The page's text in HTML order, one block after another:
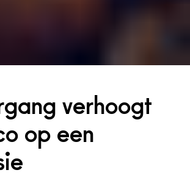
verhoogt
op een